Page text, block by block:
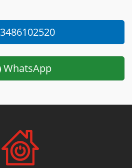
3486102520
WhatsApp